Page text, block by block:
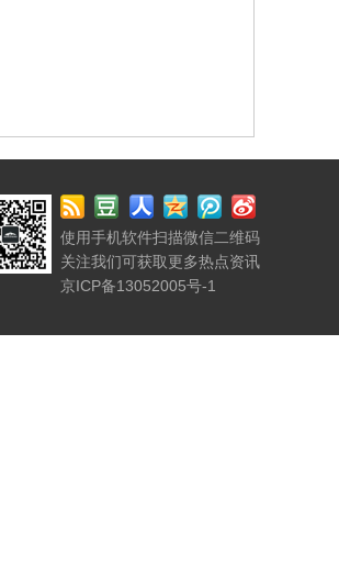
使用手机软件扫描微信二维码
关注我们可获取更多热点资讯
京ICP备13052005号-1